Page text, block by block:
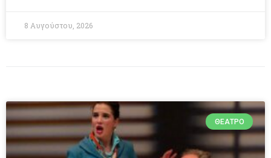
8 Αυγούστου, 2026
ΘΈΑΤΡΟ